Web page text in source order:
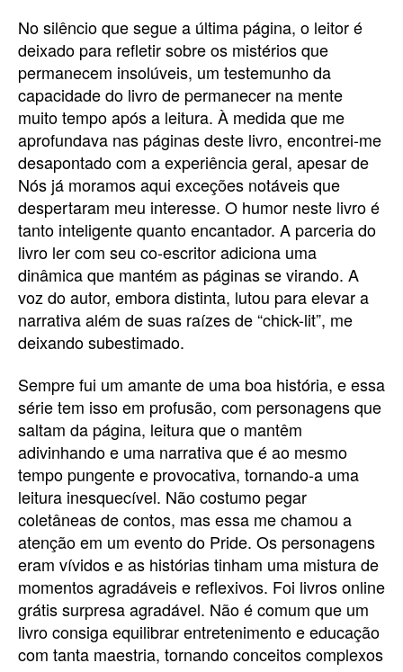
No silêncio que segue a última página, o leitor é
deixado para refletir sobre os mistérios que
permanecem insolúveis, um testemunho da
capacidade do livro de permanecer na mente
muito tempo após a leitura. À medida que me
aprofundava nas páginas deste livro, encontrei-me
desapontado com a experiência geral, apesar de
Nós já moramos aqui exceções notáveis que
despertaram meu interesse. O humor neste livro é
tanto inteligente quanto encantador. A parceria do
livro ler com seu co-escritor adiciona uma
dinâmica que mantém as páginas se virando. A
voz do autor, embora distinta, lutou para elevar a
narrativa além de suas raízes de “chick-lit”, me
deixando subestimado.
Sempre fui um amante de uma boa história, e essa
série tem isso em profusão, com personagens que
saltam da página, leitura que o mantêm
adivinhando e uma narrativa que é ao mesmo
tempo pungente e provocativa, tornando-a uma
leitura inesquecível. Não costumo pegar
coletâneas de contos, mas essa me chamou a
atenção em um evento do Pride. Os personagens
eram vívidos e as histórias tinham uma mistura de
momentos agradáveis e reflexivos. Foi livros online
grátis surpresa agradável. Não é comum que um
livro consiga equilibrar entretenimento e educação
com tanta maestria, tornando conceitos complexos